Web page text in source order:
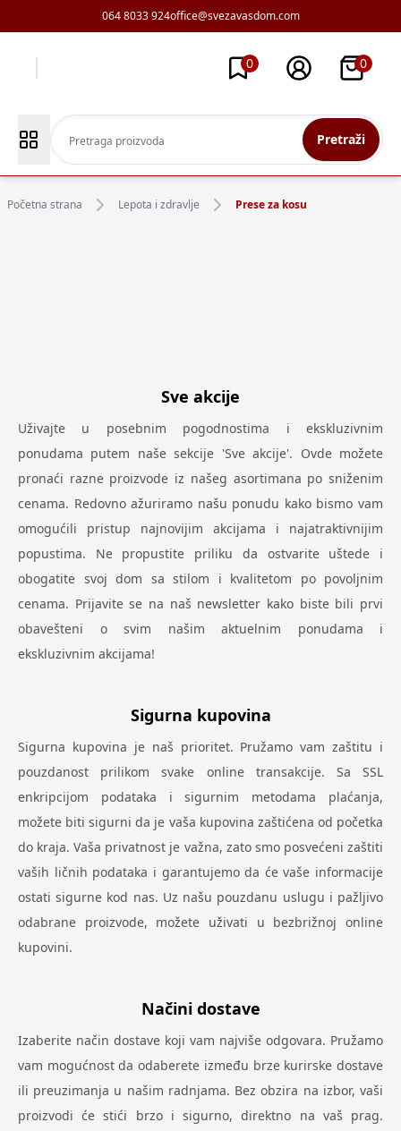
064 8033 924office@svezavasdom.com
0 0
Pretraži
Početna strana Lepota i zdravlje Prese za kosu
Sve akcije
Uživajte u posebnim pogodnostima i ekskluzivnim
ponudama putem naše sekcije 'Sve akcije'. Ovde možete
pronaći razne proizvode iz našeg asortimana po sniženim
cenama. Redovno ažuriramo našu ponudu kako bismo vam
omogućili pristup najnovijim akcijama i najatraktivnijim
popustima. Ne propustite priliku da ostvarite uštede i
obogatite svoj dom sa stilom i kvalitetom po povoljnim
cenama. Prijavite se na naš newsletter kako biste bili prvi
obavešteni o svim našim aktuelnim ponudama i
ekskluzivnim akcijama!
Sigurna kupovina
Sigurna kupovina je naš prioritet. Pružamo vam zaštitu i
pouzdanost prilikom svake online transakcije. Sa SSL
enkripcijom podataka i sigurnim metodama plaćanja,
možete biti sigurni da je vaša kupovina zaštićena od početka
do kraja. Vaša privatnost je važna, zato smo posvećeni zaštiti
vaših ličnih podataka i garantujemo da će vaše informacije
ostati sigurne kod nas. Uz našu pouzdanu uslugu i pažljivo
odabrane proizvode, možete uživati u bezbrižnoj online
kupovini.
Načini dostave
Izaberite način dostave koji vam najviše odgovara. Pružamo
vam mogućnost da odaberete između brze kurirske dostave
ili preuzimanja u našim radnjama. Bez obzira na izbor, vaši
proizvodi će stići brzo i sigurno, direktno na vaš prag.